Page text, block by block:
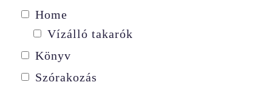
Home
Vízálló takarók
Könyv
Szórakozás